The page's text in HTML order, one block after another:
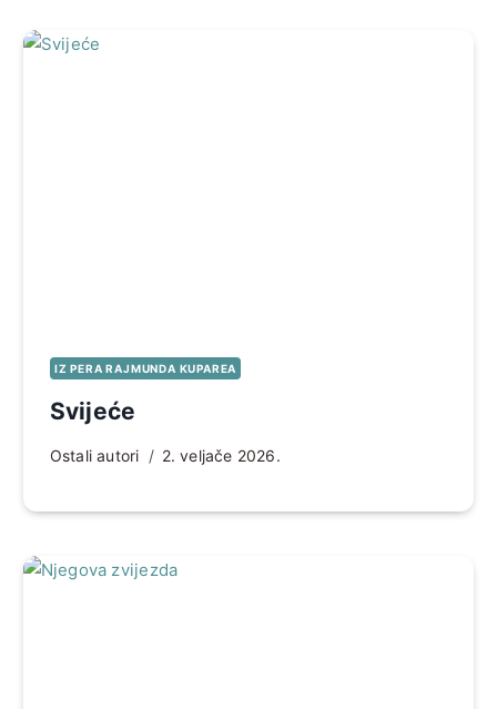
IZ PERA RAJMUNDA KUPAREA
Svijeće
Ostali autori 2. veljače 2026.